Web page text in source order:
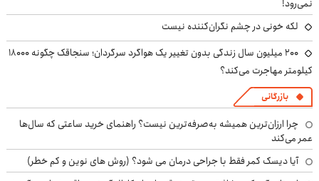
نمی‌رود!
لکه خونی در چشم نگران‌کننده نیست
۲۰۰ میلیون سال زندگی بدون تغییر یک هواگرد سرگردان؛ سنجاقک‌ چگونه ۱۸۰۰۰
کیلومتر مهاجرت می‌کند؟
بازرگانی
چرا ارزان‌ترین همیشه به‌صرفه‌ترین نیست؟ راهنمای خرید ساعتی که سال‌ها
عمر می‌کند
آیا دیسک کمر فقط با جراحی درمان می شود؟ (روش های نوین و کم خطر)